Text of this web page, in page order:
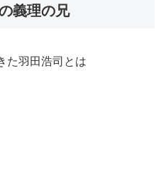
義理の兄
た羽田浩司とは